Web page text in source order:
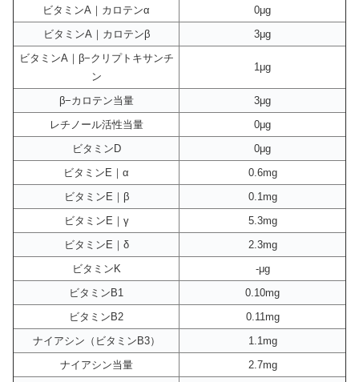
ビタミンA｜カロテンα
0μg
ビタミンA｜カロテンβ
3μg
ビタミンA｜β−クリプトキサンチ
ン
1μg
β−カロテン当量
3μg
レチノール活性当量
0μg
ビタミンD
0μg
ビタミンE｜α
0.6mg
ビタミンE｜β
0.1mg
ビタミンE｜γ
5.3mg
ビタミンE｜δ
2.3mg
ビタミンK
-μg
ビタミンB1
0.10mg
ビタミンB2
0.11mg
ナイアシン（ビタミンB3）
1.1mg
ナイアシン当量
2.7mg